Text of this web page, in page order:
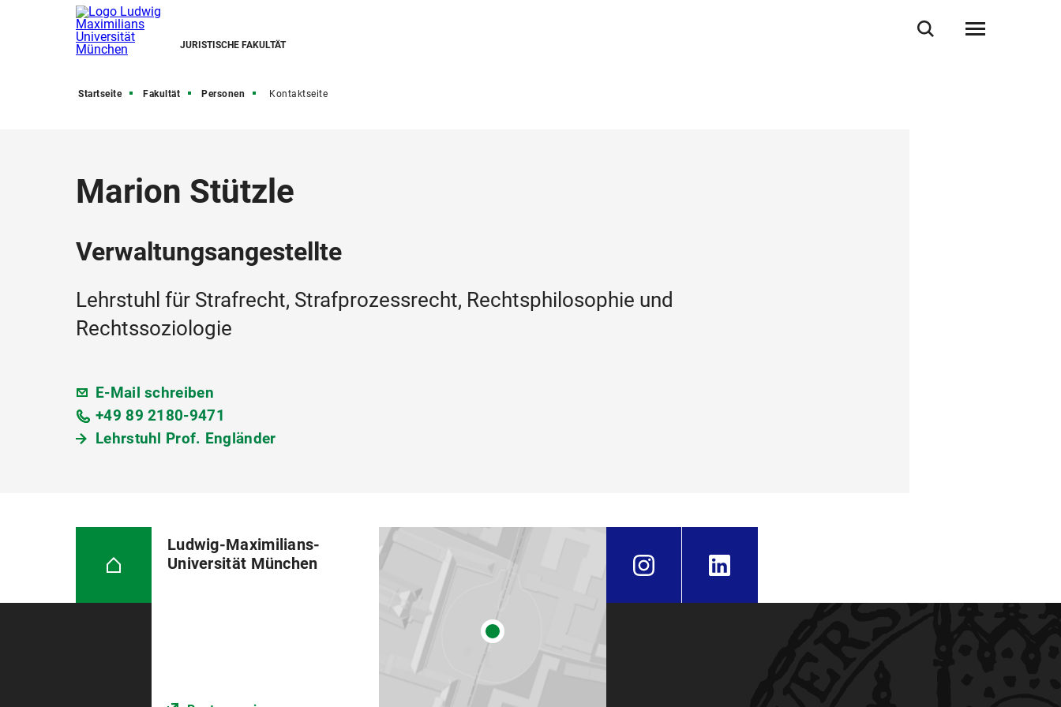
JURISTISCHE FAKULTÄT
Startseite Fakultät Personen Kontaktseite
Marion Stützle
Verwaltungsangestellte
Lehrstuhl für Strafrecht, Strafprozessrecht, Rechtsphilosophie und
Rechtssoziologie
E-Mail schreiben
+49 89 2180-9471
Lehrstuhl Prof. Engländer
Ludwig-Maximilians-
Universität München